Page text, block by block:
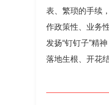
表、繁琐的手续
作政策性、业务
发扬“钉钉子”精
落地生根、开花结